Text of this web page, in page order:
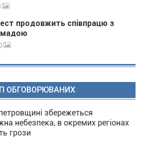
продовжить співпрацю з
ОБГОВОРЮВАНИХ
збережеться
небезпека, в окремих регіонах
грози